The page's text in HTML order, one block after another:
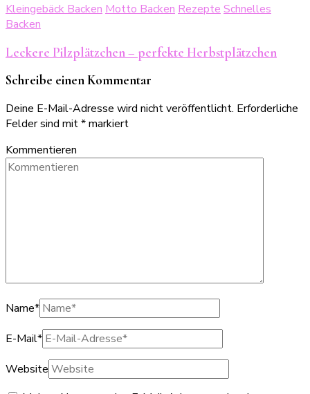
Kleingebäck Backen Motto Backen Rezepte Schnelles
Backen
Leckere Pilzplätzchen – perfekte Herbstplätzchen
Schreibe einen Kommentar
Deine E-Mail-Adresse wird nicht veröffentlicht. Erforderliche
Felder sind mit*markiert
Kommentieren
Name*
E-Mail*
Website